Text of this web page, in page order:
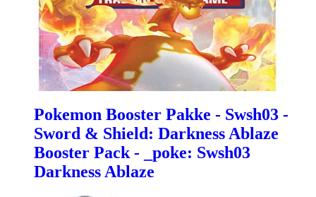
Pokemon Booster Pakke - Swsh03 -
Sword & Shield: Darkness Ablaze
Booster Pack - _poke: Swsh03
Darkness Ablaze